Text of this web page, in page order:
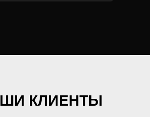
КЛИЕНТЫ